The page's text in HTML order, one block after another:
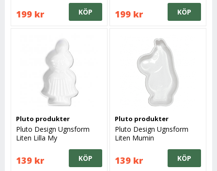
199 kr KÖP 199 kr KÖP
Pluto produkter
Pluto Design Ugnsform
Liten Lilla My
139 kr KÖP
Pluto produkter
Pluto Design Ugnsform
Liten Mumin
139 kr KÖP